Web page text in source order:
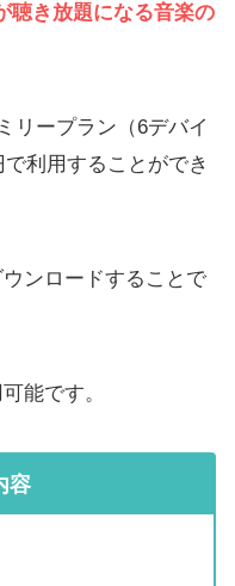
聴き放題になる音楽の
リープラン（6デバイ
利用することができ
ンロードすることで
能です。
容